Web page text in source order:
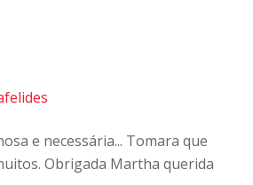
e necessária... Tomara que
Obrigada Martha querida